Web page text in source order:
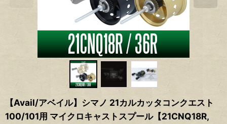
【Avail/アベイル】シマノ 21カルカッタコンクエスト
100/101用 マイクロキャストスプール【21CNQ18R,